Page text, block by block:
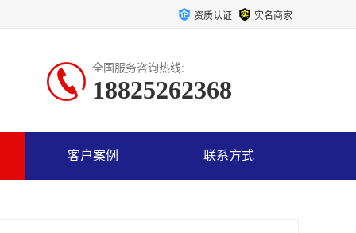
资质认证 实名商家
全国服务咨询热线:
18825262368
客户案例 联系方式